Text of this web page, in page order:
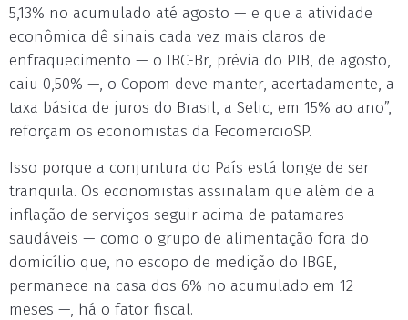
5,13% no acumulado até agosto — e que a atividade
econômica dê sinais cada vez mais claros de
enfraquecimento — o IBC-Br, prévia do PIB, de agosto,
caiu 0,50% —, o Copom deve manter, acertadamente, a
taxa básica de juros do Brasil, a Selic, em 15% ao ano”,
reforçam os economistas da FecomercioSP.
Isso porque a conjuntura do País está longe de ser
tranquila. Os economistas assinalam que além de a
inflação de serviços seguir acima de patamares
saudáveis — como o grupo de alimentação fora do
domicílio que, no escopo de medição do IBGE,
permanece na casa dos 6% no acumulado em 12
meses —, há o fator fiscal.